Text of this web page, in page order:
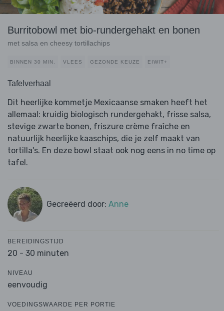
Burritobowl met bio-rundergehakt en bonen
met salsa en cheesy tortillachips
BINNEN 30 MIN. VLEES GEZONDE KEUZE EIWIT+
Tafelverhaal
Dit heerlijke kommetje Mexicaanse smaken heeft het
allemaal: kruidig biologisch rundergehakt, frisse salsa,
stevige zwarte bonen, friszure crème fraîche en
natuurlijk heerlijke kaaschips, die je zelf maakt van
tortilla's. En deze bowl staat ook nog eens in no time op
tafel.
Gecreëerd door: Anne
BEREIDINGSTIJD
20 - 30 minuten
NIVEAU
eenvoudig
VOEDINGSWAARDE PER PORTIE